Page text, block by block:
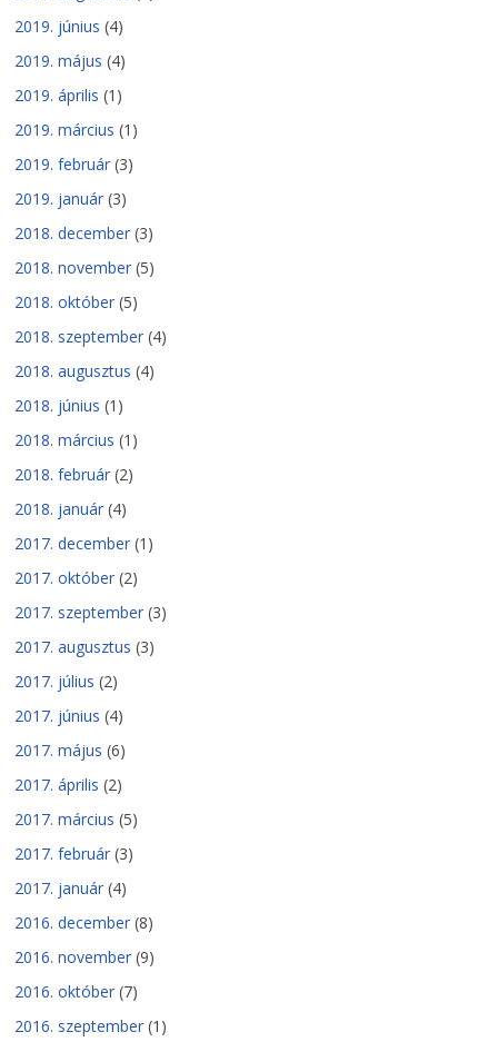
2019. június (4)
2019. május (4)
2019. április (1)
2019. március (1)
2019. február (3)
2019. január (3)
2018. december (3)
2018. november (5)
2018. október (5)
2018. szeptember (4)
2018. augusztus (4)
2018. június (1)
2018. március (1)
2018. február (2)
2018. január (4)
2017. december (1)
2017. október (2)
2017. szeptember (3)
2017. augusztus (3)
2017. július (2)
2017. június (4)
2017. május (6)
2017. április (2)
2017. március (5)
2017. február (3)
2017. január (4)
2016. december (8)
2016. november (9)
2016. október (7)
2016. szeptember (1)